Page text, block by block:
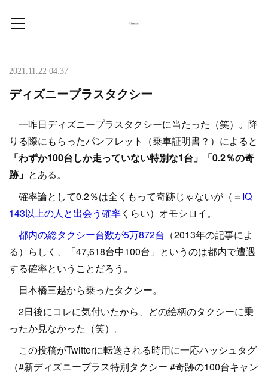
2021.11.22 04:37
ディズニープラスタクシー
一昨日ディズニープラスタクシーに当たった（笑）。降
りる際にもらったパンフレット（乗車証明書？）によると
「わずか100台しか走っていない特別な1台」「0.2％の奇
跡」 とある。
確率論として0.2％は全くもって奇跡じゃないが（＝ IQ
143以上の人と出会う確率くらい）オモシロイ。
都内の総タクシー台数が5万872台 （2013年の記事によ
る）らしく、「47,618台中100台」というのは都内で遭遇
する確率ということだろう。
日本橋三越から乗ったタクシー。
2日後にコレに気付いたから、どの絵柄のタクシーに乗
ったか見なかった（笑）。
この投稿がTwitterに転送される時用に一応ハッシュタグ
（#新ディズニープラス特別タクシー #奇跡の100台キャン